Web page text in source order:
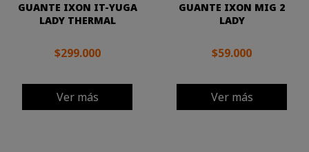
GUANTE IXON IT-YUGA
LADY THERMAL
$299.000
Ver más
GUANTE IXON MIG 2
LADY
$59.000
Ver más